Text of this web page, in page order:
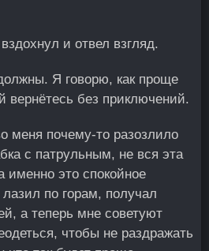
и отвел взгляд.
Я говорю, как проще
вернётесь без приключений.
меня почему-то разозлило
с патрульным, не вся эта
именно это спокойное
по горам, получал
а теперь мне советуют
чтобы не раздражать